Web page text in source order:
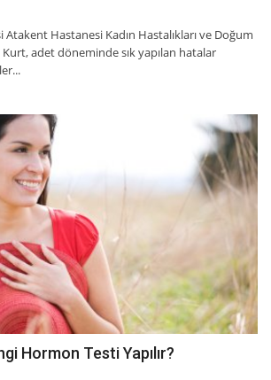
Atakent Hastanesi Kadın Hastalıkları ve Doğum
Kurt, adet döneminde sık yapılan hatalar
Hormon Testi Yapılır?